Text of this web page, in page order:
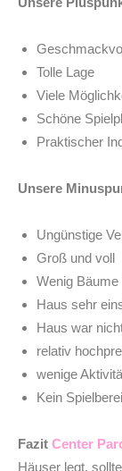
Tolle Lage
Viele
Schöne
Praktischer
Unsere
Ungünstige
Groß und voll
Wenig Bäume
Haus sehr
Haus war
relativ
wenige
Kein
Fazit Center
Häuser legt,